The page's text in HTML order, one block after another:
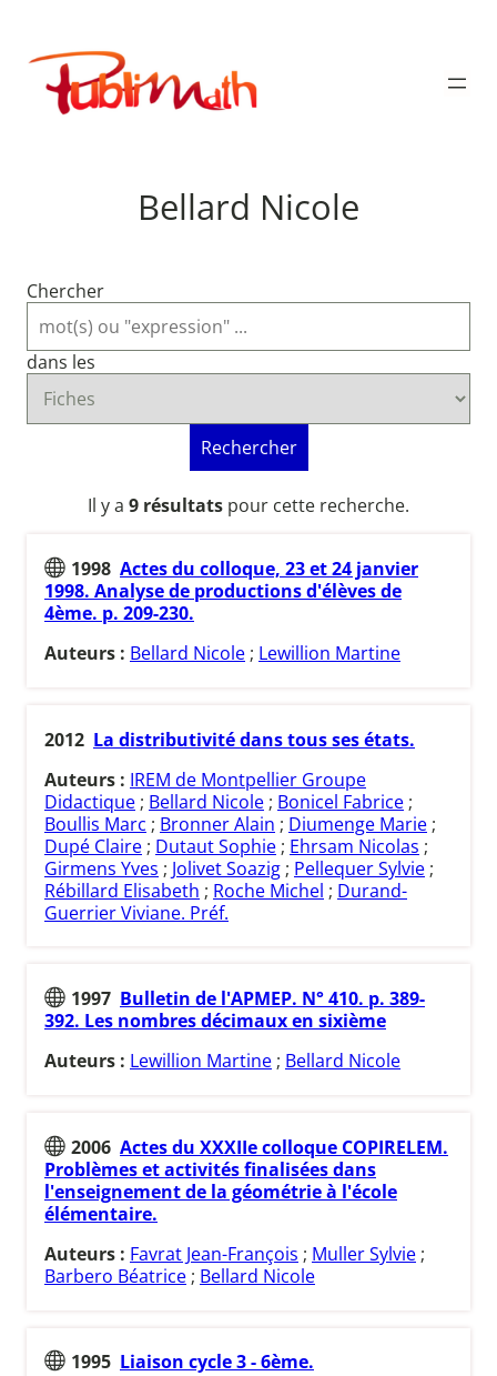
contenu
Publimath
Bellard Nicole
Chercher
dans les
Rechercher
Il y a 9 résultats pour cette recherche.
1998 Actes du colloque, 23 et 24 janvier
1998. Analyse de productions d'élèves de
4ème. p. 209-230.
Auteurs : Bellard Nicole ; Lewillion Martine
2012 La distributivité dans tous ses états.
Auteurs : IREM de Montpellier Groupe
Didactique ; Bellard Nicole ; Bonicel Fabrice ;
Boullis Marc ; Bronner Alain ; Diumenge Marie ;
Dupé Claire ; Dutaut Sophie ; Ehrsam Nicolas ;
Girmens Yves ; Jolivet Soazig ; Pellequer Sylvie ;
Rébillard Elisabeth ; Roche Michel ; Durand-
Guerrier Viviane. Préf.
1997 Bulletin de l'APMEP. N° 410. p. 389-
392. Les nombres décimaux en sixième
Auteurs : Lewillion Martine ; Bellard Nicole
2006 Actes du XXXIIe colloque COPIRELEM.
Problèmes et activités finalisées dans
l'enseignement de la géométrie à l'école
élémentaire.
Auteurs : Favrat Jean-François ; Muller Sylvie ;
Barbero Béatrice ; Bellard Nicole
1995 Liaison cycle 3 - 6ème.